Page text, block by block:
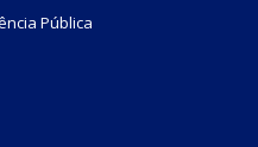
Pública